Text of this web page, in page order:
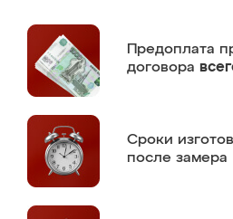
Предоплата
договора
Сроки
после замера